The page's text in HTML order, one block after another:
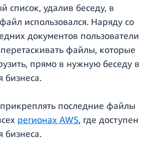
список, удалив беседу, в
использовался. Наряду со
документов пользователи
файлы, которые
прямо в нужную беседу в
бизнеса.
последние файлы
регионах AWS, где доступен
бизнеса.